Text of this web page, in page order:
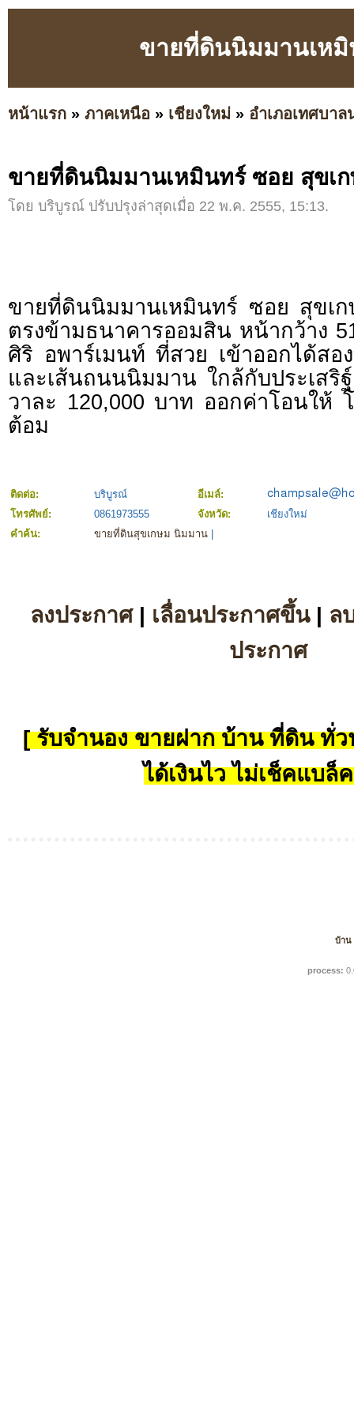
ขายที่ดินนิมมานเหมิ
หน้าแรก » ภาคเหนือ » เชียงใหม่ » อำเภอเทศบาล
ขายที่ดินนิมมานเหมินทร์ ซอย สุขเ
โดย บริบูรณ์ ปรับปรุงล่าสุดเมื่อ 22 พ.ค. 2555, 15:13.
ขายที่ดินนิมมานเหมินทร์ ซอย สุขเ
ตรงข้ามธนาคารออมสิน หน้ากว้าง
ศิริ อพาร์เมนท์ ที่สวย เข้าออกได้สอ
และเส้นถนนนิมมาน ใกล้กับประเสริ
วาละ 120,000 บาท ออกค่าโอนให้
ต้อม
ติดต่อ: บริบูรณ์
อีเมล์:
โทรศัพย์:
0861973555 จังหวัด:
เชียงใหม่
คำค้น:
ขายที่ดินสุขเกษม นิมมาน
ลงประกาศ| เลื่อนประกาศขึ้น| ล
ประกาศ
[ รับจำนอง ขายฝาก บ้าน ที่ดิน ทั่ว
ได้เงินไว ไม่เช็คแบล็
บ้าน
process: